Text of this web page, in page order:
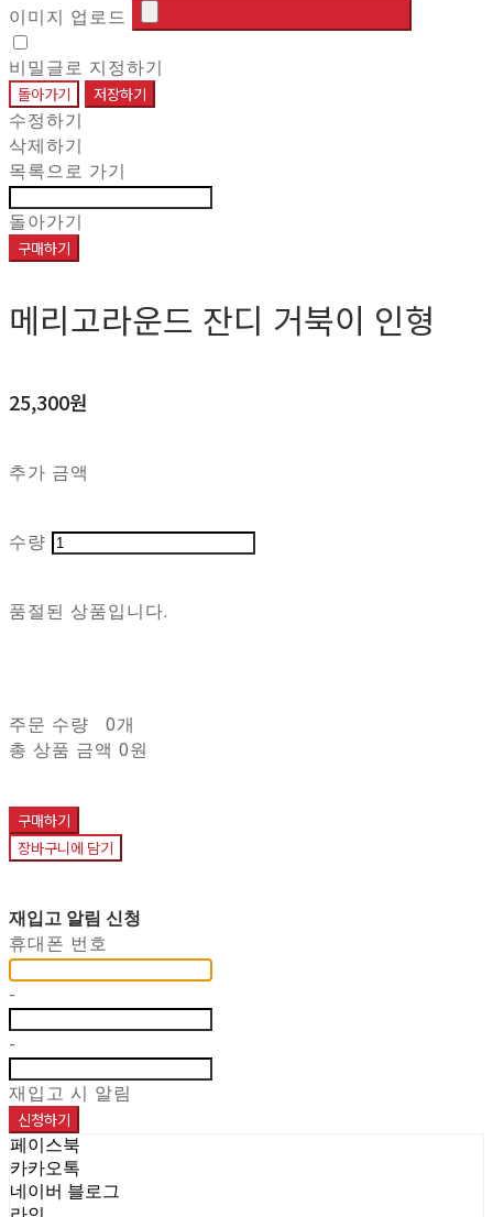
이미지 업로드
비밀글로 지정하기
돌아가기 저장하기
수정하기
삭제하기
목록으로 가기
돌아가기
구매하기
메리고라운드 잔디 거북이 인형
25,300원
추가 금액
수량
품절된 상품입니다.
주문 수량
0개
총 상품 금액 0원
구매하기
장바구니에 담기
재입고 알림 신청
휴대폰 번호
-
-
재입고 시 알림
신청하기
페이스북
카카오톡
네이버 블로그